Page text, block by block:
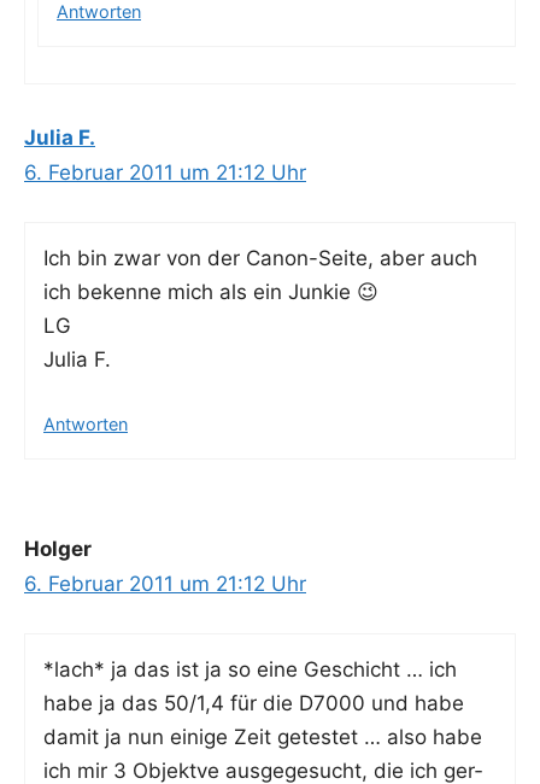
Antworten
Julia F.
6. Februar 2011 um 21:12 Uhr
Ich bin zwar von der Canon-Sei­te, aber auch
ich beken­ne mich als ein Junkie 😉
LG
Julia F.
Antworten
Holger
6. Februar 2011 um 21:12 Uhr
*lach* ja das ist ja so eine Geschicht … ich
habe ja das 50/1,4 für die D7000 und habe
damit ja nun eini­ge Zeit getes­tet … also habe
ich mir 3 Objekt­ve aus­ge­ge­sucht, die ich ger­